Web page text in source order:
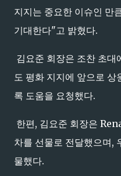
지지는 중요한 이슈인 만
기대한다"고 밝혔다.
김요준 회장은 조찬 초대
도 평화 지지에 앞으로 상
록 도움을 요청했다.
한편, 김요준 회장은
차를 선물로 전달했으며,
물했다.